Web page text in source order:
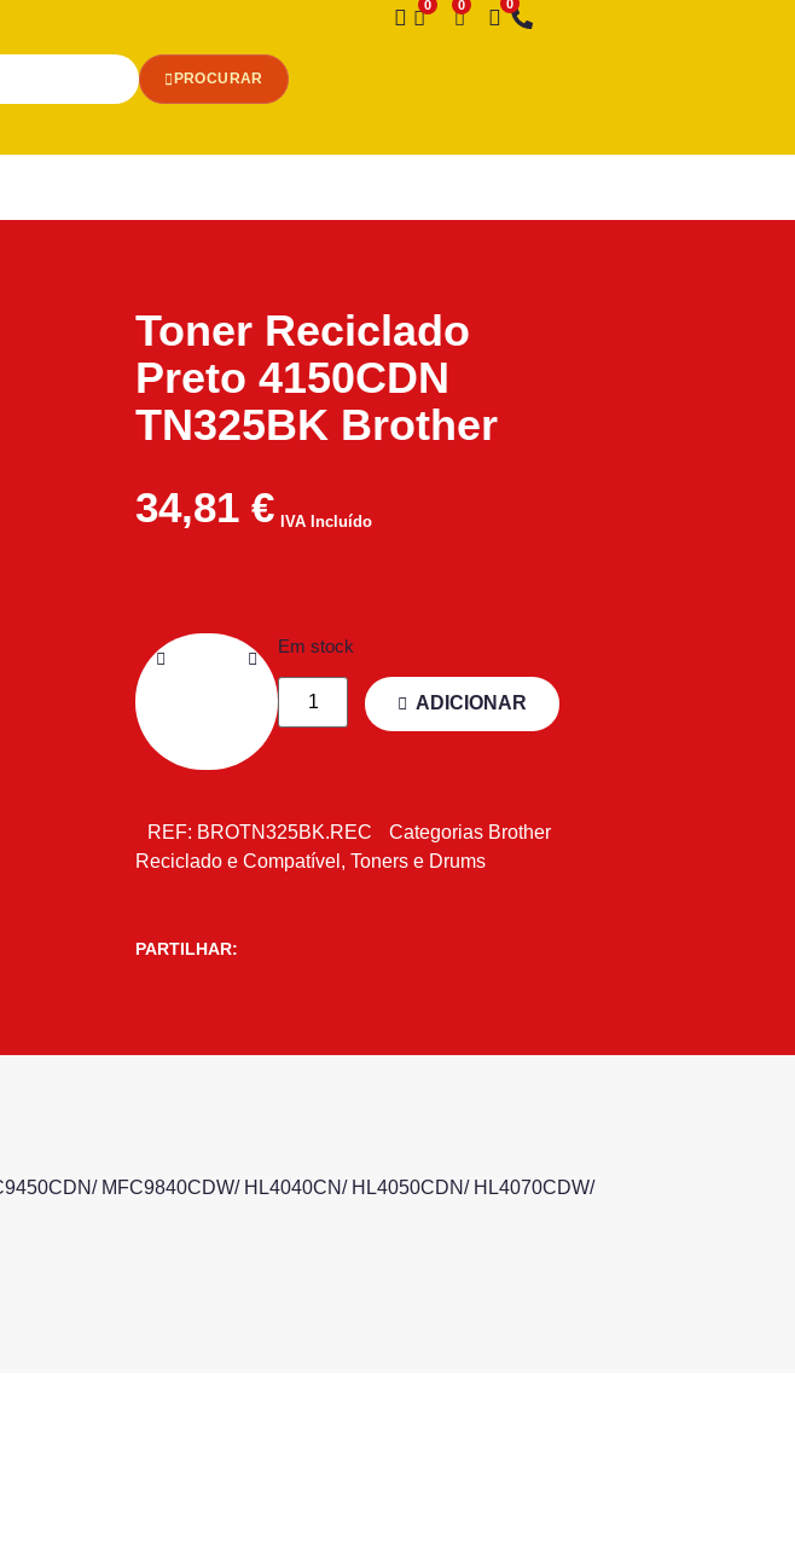
PROCURAR
Desejo
Toner Reciclado
Preto 4150CDN
TN325BK Brother
34,81 € IVA Incluído
Em stock
ADICIONAR
REF: BROTN325BK.REC Categorias Brother
Reciclado e Compatível , Toners e Drums
PARTILHAR:
MFC9840CDW/ HL4040CN/ HL4050CDN/ HL4070CDW/